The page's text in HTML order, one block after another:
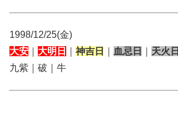
1998/12/25(金)
大安
大明日 神吉日 血忌日 天火日
九紫｜破｜牛